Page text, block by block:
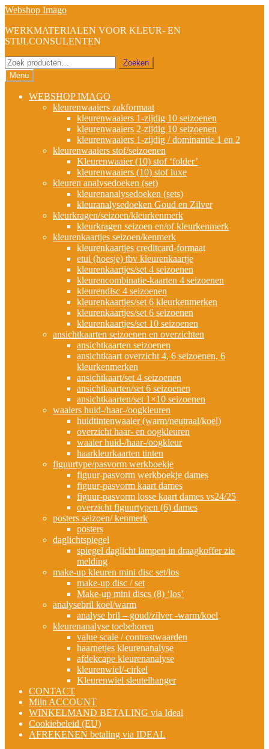
Ga
naar
navigatie
Ga
de
inhoud
Webshop Imago
WERKMATERIALEN VOOR KLEUR- EN
STIJLCONSULENTEN
Zoeken
naar:
Zoeken
Menu
WEBSHOP IMAGO
kleurenwaaiers zakformaat
kleurenwaaiers 1-zijdig 10 seizoenen
kleurenwaaiers 2-zijdig 10 seizoenen
kleurenwaaiers 1-zijdig / dominantie 1 en 2
kleurenwaaiers stof/seizoenen
Kleurenwaaier (10) stof ‘folder’
kleurenwaaiers (10) stof luxe
kleuren analysedoeken (set)
kleurenanalysedoeken (sets)
kleuranalysedoeken Goud en Zilver
kleurkragen/seizoen/kleurkenmerk
kleurkragen seizoen en/of kleurkenmerk
kleurenkaartjes seizoen/kenmerk
kleurenkaartjes creditcard-formaat
etui (hoesje) tbv kleurenkaartje
kleurenkaartjes/set 4 seizoenen
kleurencombinatie-kaarten 4 seizoenen
kleurendisc 4 seizoenen
kleurenkaartjes/set 6 kleurkenmerken
kleurenkaartjes/set 6 seizoenen
kleurenkaartjes/set 10 seizoenen
ansichtkaarten seizoenen en overzichten
ansichtkaarten seizoenen
ansichtkaart overzicht 4, 6 seizoenen, 6
kleurkenmerken
ansichtkaart/set 4 seizoenen
ansichtkaarten/set 6 seizoenen
ansichtkaarten/set 1×10 seizoenen
waaiers huid-/haar-/oogkleuren
huidtintenwaaier (warm/neutraal/koel)
overzicht haar- en oogkleuren
waaier huid-/haar-/oogkleur
haarkleurkaarten tinten
figuurtype/pasvorm werkboekje
figuur-pasvorm werkboekje dames
figuur-pasvorm kaart dames
figuur-pasvorm losse kaart dames vs24/25
overzicht figuurtypen (6) dames
posters seizoen/ kenmerk
posters
daglichtspiegel
spiegel daglicht lampen in draagkoffer zie
melding
make-up kleuren mini disc set/los
make-up disc / set
Make-up mini discs (8) ‘los’
analysebril koel/warm
analyse bril – goud/zilver -warm/koel
kleurenanalyse toebehoren
value scale / contrastwaarden
haarnetjes kleurenanalyse
afdekcape kleurenanalyse
kleurenwiel/-cirkel
Kleurenwiel sleutelhanger
CONTACT
Mijn ACCOUNT
WINKELMAND BETALING via Ideal
Cookiebeleid (EU)
AFREKENEN betaling via IDEAL